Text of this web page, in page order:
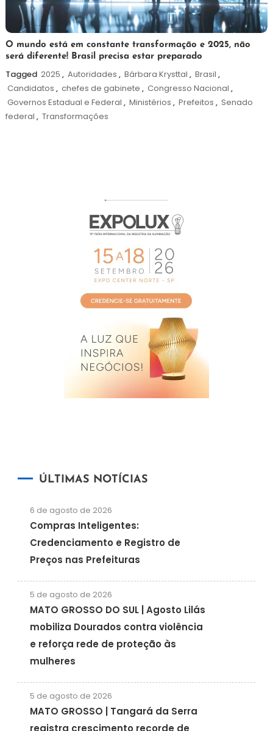
4
de
novembro
de
2024
Redação
O mundo está em constante transformação e 2025, não
será diferente! Brasil precisa estar preparado
Tagged 2025 , Autoridades , Bárbara Krysttal , Brasil ,
Candidatos , chefes de gabinete , Congresso Nacional ,
Governos Estadual e Federal , Ministérios , Prefeitos , Senado
federal , Transformações
ÚLTIMAS NOTÍCIAS
6 de agosto de 2026
Compras Inteligentes:
Credenciamento e Registro de
Preços nas Prefeituras
5 de agosto de 2026
MATO GROSSO DO SUL | Agosto Lilás
mobiliza Dourados contra violência
e reforça rede de proteção às
mulheres
5 de agosto de 2026
MATO GROSSO | Tangará da Serra
registra crescimento recorde de